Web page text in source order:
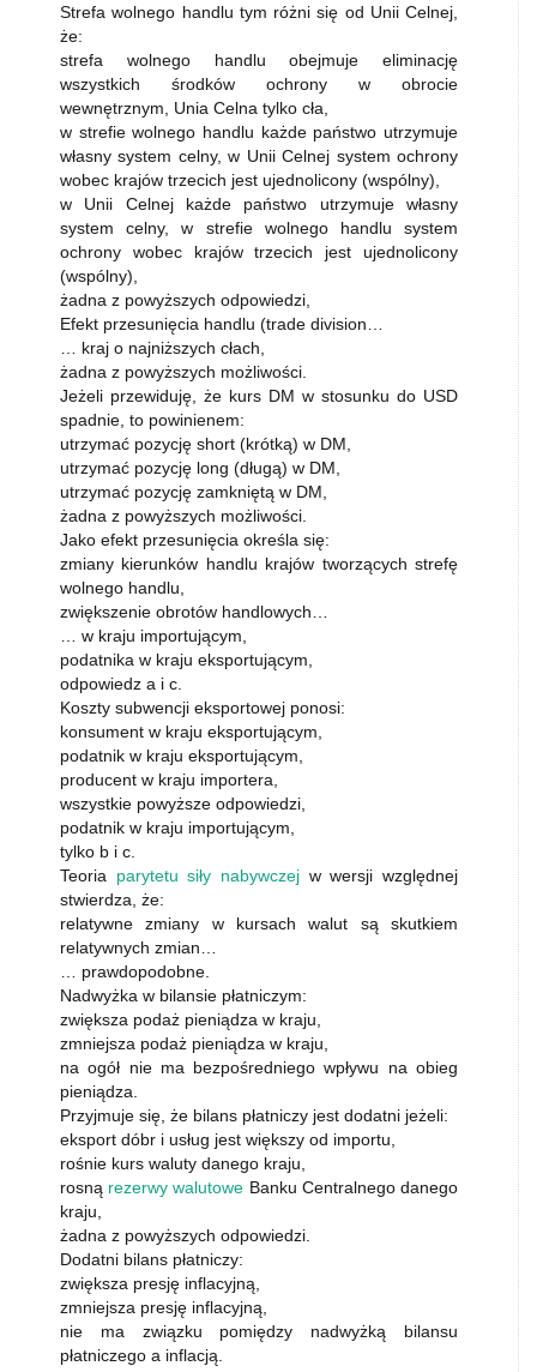
Strefa wolnego handlu tym różni się od Unii Celnej,
że:
strefa wolnego handlu obejmuje eliminację
wszystkich środków ochrony w obrocie
wewnętrznym, Unia Celna tylko cła,
w strefie wolnego handlu każde państwo utrzymuje
własny system celny, w Unii Celnej system ochrony
wobec krajów trzecich jest ujednolicony (wspólny),
w Unii Celnej każde państwo utrzymuje własny
system celny, w strefie wolnego handlu system
ochrony wobec krajów trzecich jest ujednolicony
(wspólny),
żadna z powyższych odpowiedzi,
Efekt przesunięcia handlu (trade division…
… kraj o najniższych cłach,
żadna z powyższych możliwości.
Jeżeli przewiduję, że kurs DM w stosunku do USD
spadnie, to powinienem:
utrzymać pozycję short (krótką) w DM,
utrzymać pozycję long (długą) w DM,
utrzymać pozycję zamkniętą w DM,
żadna z powyższych możliwości.
Jako efekt przesunięcia określa się:
zmiany kierunków handlu krajów tworzących strefę
wolnego handlu,
zwiększenie obrotów handlowych…
… w kraju importującym,
podatnika w kraju eksportującym,
odpowiedz a i c.
Koszty subwencji eksportowej ponosi:
konsument w kraju eksportującym,
podatnik w kraju eksportującym,
producent w kraju importera,
wszystkie powyższe odpowiedzi,
podatnik w kraju importującym,
tylko b i c.
Teoria parytetu siły nabywczej w wersji względnej
stwierdza, że:
relatywne zmiany w kursach walut są skutkiem
relatywnych zmian…
… prawdopodobne.
Nadwyżka w bilansie płatniczym:
zwiększa podaż pieniądza w kraju,
zmniejsza podaż pieniądza w kraju,
na ogół nie ma bezpośredniego wpływu na obieg
pieniądza.
Przyjmuje się, że bilans płatniczy jest dodatni jeżeli:
eksport dóbr i usług jest większy od importu,
rośnie kurs waluty danego kraju,
rosną rezerwy walutowe Banku Centralnego danego
kraju,
żadna z powyższych odpowiedzi.
Dodatni bilans płatniczy:
zwiększa presję inflacyjną,
zmniejsza presję inflacyjną,
nie ma związku pomiędzy nadwyżką bilansu
płatniczego a inflacją.